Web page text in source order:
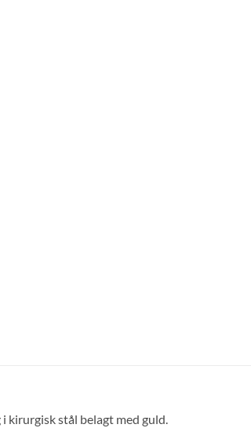
kirurgisk stål belagt med guld.